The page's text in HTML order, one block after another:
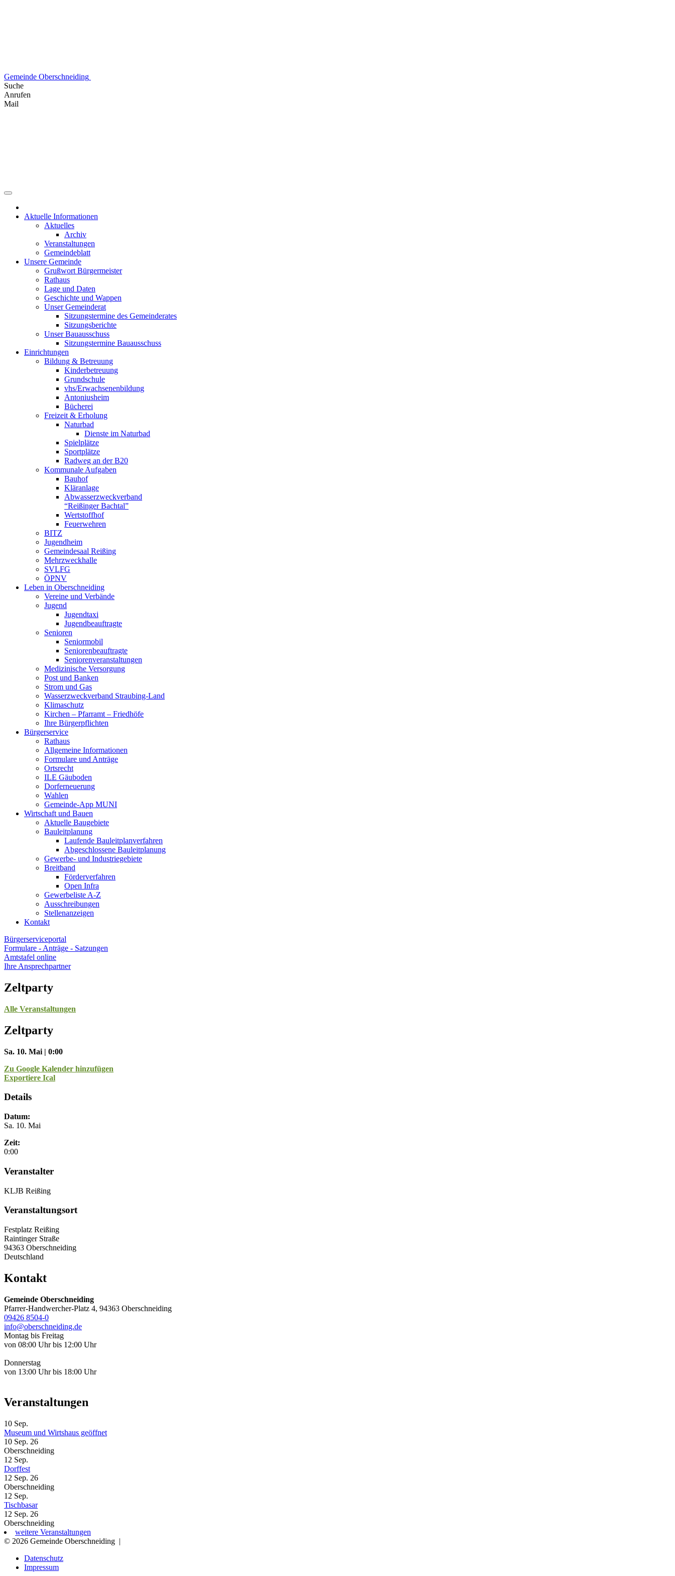
Gemeinde Oberschneiding
Suche
Anrufen
Mail
Aktuelle Informationen
Aktuelles
Archiv
Veranstaltungen
Gemeindeblatt
Unsere Gemeinde
Grußwort Bürgermeister
Rathaus
Lage und Daten
Geschichte und Wappen
Unser Gemeinderat
Sitzungstermine des Gemeinderates
Sitzungsberichte
Unser Bauausschuss
Sitzungstermine Bauausschuss
Einrichtungen
Bildung & Betreuung
Kinderbetreuung
Grundschule
vhs/Erwachsenenbildung
Antoniusheim
Bücherei
Freizeit & Erholung
Naturbad
Dienste im Naturbad
Spielplätze
Sportplätze
Radweg an der B20
Kommunale Aufgaben
Bauhof
Kläranlage
Abwasserzweckverband
“Reißinger Bachtal”
Wertstoffhof
Feuerwehren
BITZ
Jugendheim
Gemeindesaal Reißing
Mehrzweckhalle
SVLFG
ÖPNV
Leben in Oberschneiding
Vereine und Verbände
Jugend
Jugendtaxi
Jugendbeauftragte
Senioren
Seniormobil
Seniorenbeauftragte
Seniorenveranstaltungen
Medizinische Versorgung
Post und Banken
Strom und Gas
Wasserzweckverband Straubing-Land
Klimaschutz
Kirchen – Pfarramt – Friedhöfe
Ihre Bürgerpflichten
Bürgerservice
Rathaus
Allgemeine Informationen
Formulare und Anträge
Ortsrecht
ILE Gäuboden
Dorferneuerung
Wahlen
Gemeinde-App MUNI
Wirtschaft und Bauen
Aktuelle Baugebiete
Bauleitplanung
Laufende Bauleitplanverfahren
Abgeschlossene Bauleitplanung
Gewerbe- und Industriegebiete
Breitband
Förderverfahren
Open Infra
Gewerbeliste A-Z
Ausschreibungen
Stellenanzeigen
Kontakt
Bürgerserviceportal
Formulare - Anträge - Satzungen
Amtstafel online
Ihre Ansprechpartner
Zeltparty
Alle Veranstaltungen
Zeltparty
Sa. 10. Mai | 0:00
Zu Google Kalender hinzufügen
Exportiere Ical
Details
Datum:
Sa. 10. Mai
Zeit:
0:00
Veranstalter
KLJB Reißing
Veranstaltungsort
Festplatz Reißing
Raintinger Straße
94363 Oberschneiding
Deutschland
Kontakt
Gemeinde Oberschneiding
Pfarrer-Handwercher-Platz 4, 94363 Oberschneiding
09426 8504-0
info@oberschneiding.de
Montag bis Freitag
von 08:00 Uhr bis 12:00 Uhr
Donnerstag
von 13:00 Uhr bis 18:00 Uhr
Veranstaltungen
10 Sep.
Museum und Wirtshaus geöffnet
10 Sep. 26
Oberschneiding
12 Sep.
Dorffest
12 Sep. 26
Oberschneiding
12 Sep.
Tischbasar
12 Sep. 26
Oberschneiding
weitere Veranstaltungen
© 2026 Gemeinde Oberschneiding |
Datenschutz
Impressum